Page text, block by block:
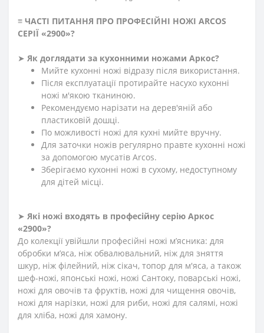
≡ ЧАСТІ ПИТАННЯ ПРО ПРОФЕСІЙНІ НОЖІ ARCOS
СЕРІЇ «2900»?
➤ Як доглядати за кухонними ножами Аркос?
Мийте кухонні ножі відразу після використання.
Після експлуатації протирайте насухо кухонні
ножі м'якою тканиною.
Рекомендуємо нарізати на дерев'яній або
пластиковій дошці.
По можливості ножі для кухні мийте вручну.
Для заточки ножів регулярно правте кухонні ножі
за допомогою мусатів Arcos.
Зберігаємо кухонні ножі в сухому, недоступному
для дітей місці.
➤ Які ножі входять в професійну серію Аркос
«2900»?
До колекції увійшли професійні ножі м’ясника: для
обробки м’яса, ніж обвалювальний, ніж для зняття
шкур, ніж філейний, ніж сікач, топор для м'яса, а також
шеф-ножі, японські ножі, ножі Сантоку, поварські ножі,
ножі для овочів та фруктів, ножі для чищення овочів,
ножі для нарізки, ножі для риби, ножі для салямі, ножі
для хліба, ножі для хамону.